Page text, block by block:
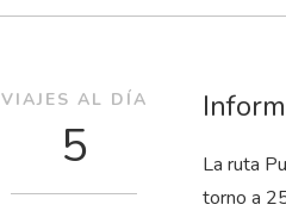
La ruta
torno a
VIAJES AL DÍA
5